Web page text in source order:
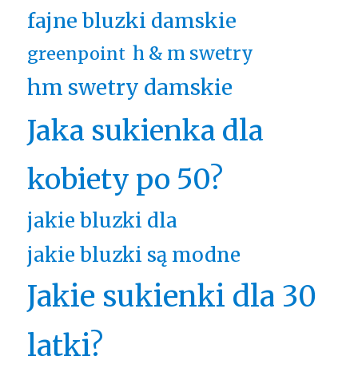
fajne bluzki damskie
greenpoint h & m swetry
hm swetry damskie
Jaka sukienka dla
kobiety po 50?
jakie bluzki dla
jakie bluzki są modne
Jakie sukienki dla 30
latki?